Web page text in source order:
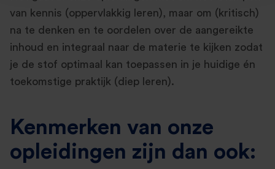
van kennis (oppervlakkig leren), maar om (kritisch)
na te denken en te oordelen over de aangereikte
inhoud en integraal naar de materie te kijken zodat
je de stof optimaal kan toepassen in je huidige én
toekomstige praktijk (diep leren).
Kenmerken van onze
opleidingen zijn dan ook: